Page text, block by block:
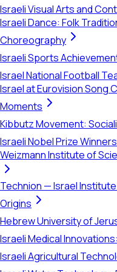
Israeli Visual Arts and
Israeli Dance: Folk
Choreography
Israeli Sports
Israel National Football
Israel at Eurovision Song
Moments
Kibbutz Movement:
Israeli Nobel Prize
Weizmann Institute of
Technion — Israel
Origins
Hebrew University of
Israeli Medical
Israeli Agricultural